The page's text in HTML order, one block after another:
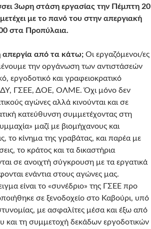
3ωρη στάση εργασίας την Πέμπτη 20
με το πανό του στην απεργιακή
στα Προπύλαια.
απεργία από τα κάτω; Οι εργαζόμενοι/ες
την οργάνωση των αντιστάσεών
εργοδοτικό και γραφειοκρατικό
ΓΣΕΕ, ΔΟΕ, ΟΛΜΕ. Όχι μόνο δεν
αγώνες αλλά κινούνται και σε
κατεύθυνση συμμετέχοντας στη
μαζί με βιομήχανους και
το κίνημα της γραβάτας, και παρέα με
το κράτος και τα δικαστήρια
σε ανοιχτή σύγκρουση με τα εργατικά
ενάντια στους αγώνες μας.
είναι το «συνέδριο» της ΓΣΕΕ προ
σε ξενοδοχείο στο Καβούρι, υπό
με ασφαλίτες μέσα και έξω από
και τη συμμετοχή δεκάδων εργοδοτικών